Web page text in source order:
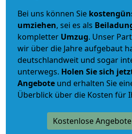
Bei uns können Sie
umziehen, sei es als
kompletter Umzug. Unser
wir über die Jahre aufgebaut
deutschlandweit und sogar
unterwegs. Holen Sie sich
Angebote und erhalten Sie
Überblick über die Kosten für
Kostenlose